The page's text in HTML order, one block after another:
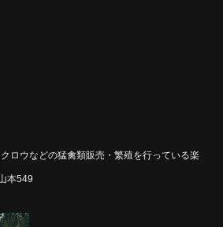
ロウなどの猛禽類販売・繁殖を行っている楽
本549